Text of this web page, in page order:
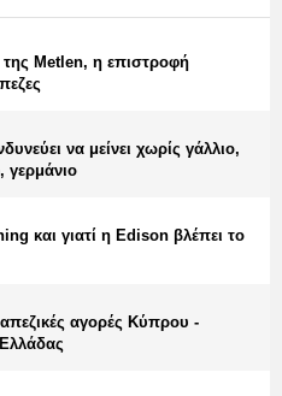
Metlen, η επιστροφή
να μείνει χωρίς γάλλιο,
γερμάνιο
και γιατί η Edison βλέπει το
αγορές Κύπρου -